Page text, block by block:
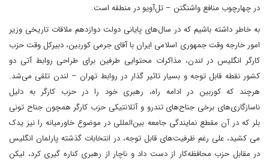
در چهارچوب منافع واشنگتن – تل‌آویو در منطقه است.
به خاطر داشته باشیم که در سال‌های پایانی دولت دوازدهم ملاقات تاریخی وزیر
امور خارجه وقت جمهوری اسلامی ایران با آقای جرمی کوربین، دبیرکل وقت حزب
کارگر انگلیس در لندن، مذاکرات محتوایی طرفین برای طراحی روابط آتی دو
کشور نقطه قابل توجه و بسیار تاثیر گذار در روابط تهران – لندن تلقی می‌شد.
هرچند که کوربین در ادامه راه، رهبری خود را در حزب کارگر به دلیل
ناسازگاری‌های برخی جناح‌های تندرو و آتلانتیکی حزب کارگر همچون جناح تونی
بلر که در آن مقطع نمایندگی جامعه بین‌المللی در موضوع خاورمیانه را نیز یدک
می کشید، علی رغم ظرفیت‌های قابل توجه، در انتخابات گذشته پارلمان انگلیس
در مقابل حزب محافظه‌کار از دست داد و ناچار از رهبری کناره گیری کرد، لیکن